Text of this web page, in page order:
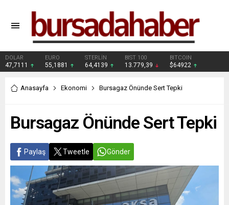
DOLAR
47,7111
EURO
55,1881
STERLİN
64,4139
BIST 100
13.779,39
BITCOIN
$64922
Anasayfa Ekonomi Bursagaz Önünde Sert Tepki
Bursagaz Önünde Sert Tepki
Paylaş Tweetle Gönder